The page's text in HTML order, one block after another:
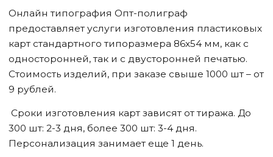
Онлайн типография Опт-полиграф
предоставляет услуги изготовления пластиковых
карт стандартного типоразмера 86х54 мм, как с
односторонней, так и с двусторонней печатью.
Стоимость изделий, при заказе свыше 1000 шт – от
9 рублей.
Сроки изготовления карт зависят от тиража. До
300 шт: 2-3 дня, более 300 шт: 3-4 дня.
Персонализация занимает еще 1 день.